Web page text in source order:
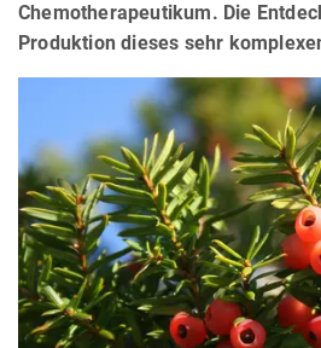
Chemotherapeutikum. Die
Produktion dieses sehr